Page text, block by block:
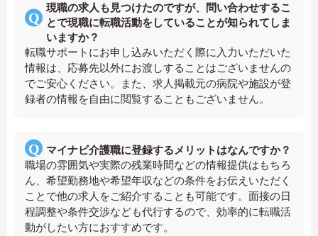
現職の求人も見つけたのですが、問い合わせするこ
とで現職に転職活動をしていることが知られてしま
いますか？
転職サポートにお申し込みいただく際に入力いただいた
情報は、応募先以外にお渡しすることはございませんの
でご安心ください。また、求人掲載元の病院や施設が登
録者の情報を自由に閲覧することもございません。
マイナビ介護職に登録するメリットはなんですか？
職場の雰囲気や実際の残業時間などの情報提供はもちろ
ん、希望勤務地や希望年収などの条件をお伝えいただく
ことで他の求人をご紹介することも可能です。面接の日
程調整や条件交渉なども代行するので、効率的に転職活
動がしたい方におすすめです。